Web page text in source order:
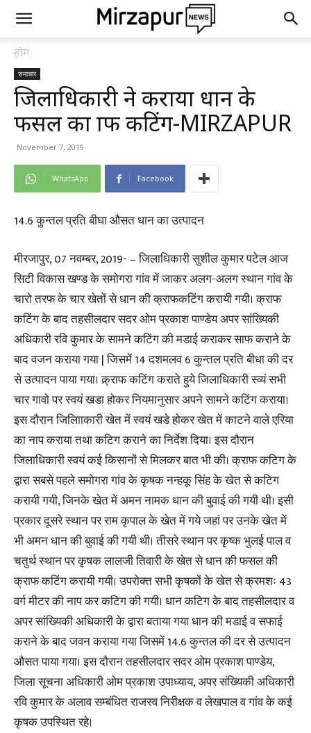
होम
समाचार
जिलाधिकारी ने कराया धान के
फसल का क्राफ कटिंग-MIRZAPUR
November 7, 2019
WhatsApp Facebook
14.6 कुन्तल प्रति बीघा औसत धान का उत्पादन
मीरजापुर, 07 नवम्बर, 2019- – जिलाधिकारी सुशील कुमार पटेल आज
सिटी विकास खण्ड के समोगरा गांव में जाकर अलग-अलग स्थान गांव के
चारो तरफ के चार खेतों से धान की क्राफकटिंग करायी गयी। क्राफ
कटिंग के बाद तहसीलदार सदर ओम प्रकाश पाण्डेय अपर सांख्यिकी
अधिकारी रवि कुमार के सामने कटिंग की मडाई कराकर साफ कराने के
बाद वजन कराया गया | जिसमें 14 दशमलव 6 कुन्तल प्रति बीधा की दर
से उत्पादन पाया गया। क्र्राफ कटिंग कराते हुये जिलाधिकारी स्व्यं सभी
चार गावो पर स्वयं खडा होकर नियमानुसार अपने सामने कटिंग कराया।
इस दौरान जिलाािकारी खेत में स्वयं खडे होकर खेत में काटने वाले एरिया
का नाप कराया तथा कटिग कराने का निर्देश दिया। इस दौरान
जिलाधिकारी स्वयं कई किसानों से मिलकर बात भी की। क्राफ कटिग के
द्वारा सबसे पहले समोगरा गांव के कृषक नन्हकू सिंह के खेत से कटिग
करायी गयी, जिनके खेत में अमन नामक धान की बुवाई की गयी थी। इसी
प्रकार दूसरे स्थान पर राम कृपाल के खेत में गये जहां पर उनके खेत में
भी अमन धान की बुवाई की गयी थी। तीसरे स्थान पर कृष्क भुलई पाल व
चतुर्थ स्थान पर कृषक लालजी तिवारी के खेत से धान की फसल की
क्राफ कटिंग करायी गयी। उपरोक्त सभी कृषकों के खेत से क्रमशः 43
वर्ग मीटर की नाप कर कटिग की गयी। धान कटिग के बाद तहसीलदार व
अपर सांख्यिकी अधिकारी के द्वारा बताया गया धान की मडाई व सफाई
कराने के बाद जवन कराया गया जिसमें 14.6 कुन्तल की दर से उत्पादन
औसत पाया गया। इस दौरान तहसीलदार सदर ओम प्रकाश पाण्डेय,
जिला सूचना अधिकारी ओम प्रकाश उपाध्याय, अपर संख्यिकी अधिकारी
रवि कुमार के अलाव सम्बंधित राजस्व निरीक्षक व लेखपाल व गांव के कई
कृषक उपस्थित रहे।